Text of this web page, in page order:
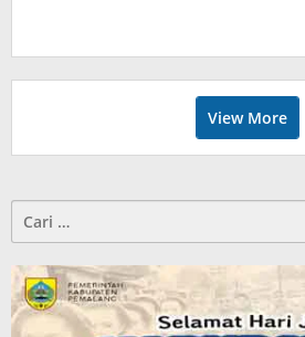
View More
Cari